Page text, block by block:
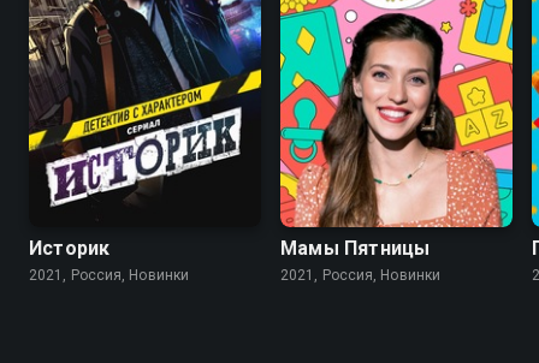
Историк
2021, Россия, Новинки
Мамы Пятницы
2021, Россия, Новинки